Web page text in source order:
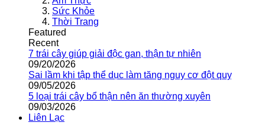
Sức Khỏe
Thời Trang
Featured
Recent
7 trái cây giúp giải độc gan, thận tự nhiên
09/20/2026
Sai lầm khi tập thể dục làm tăng nguy cơ đột quỵ
09/05/2026
5 loại trái cây bổ thận nên ăn thường xuyên
09/03/2026
Liên Lạc